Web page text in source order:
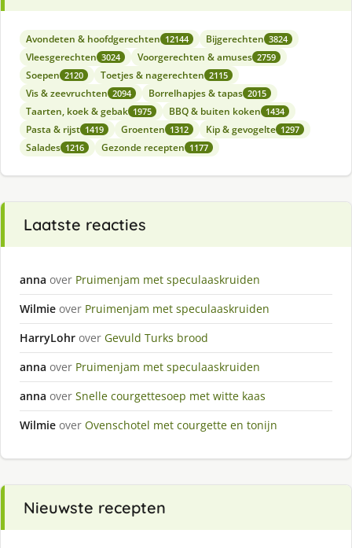
Avondeten & hoofdgerechten 12144 Bijgerechten 3824
Vleesgerechten 3024 Voorgerechten & amuses 2759
Soepen 2120 Toetjes & nagerechten 2115
Vis & zeevruchten 2094 Borrelhapjes & tapas 2015
Taarten, koek & gebak 1975 BBQ & buiten koken 1434
Pasta & rijst 1419 Groenten 1312 Kip & gevogelte 1297
Salades 1216 Gezonde recepten 1177
Laatste reacties
anna over Pruimenjam met speculaaskruiden
Wilmie over Pruimenjam met speculaaskruiden
HarryLohr over Gevuld Turks brood
anna over Pruimenjam met speculaaskruiden
anna over Snelle courgettesoep met witte kaas
Wilmie over Ovenschotel met courgette en tonijn
Nieuwste recepten